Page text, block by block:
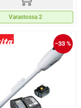
Varastossa 2
−33 %